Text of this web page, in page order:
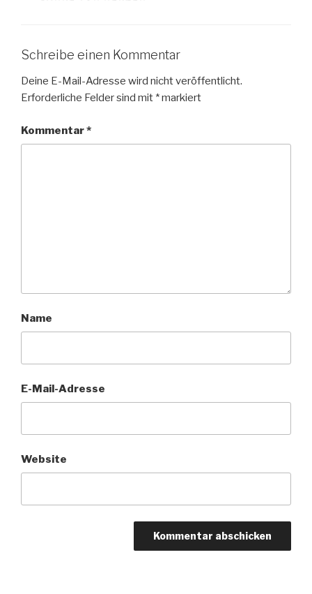
Schreibe einen Kommentar
Deine E-Mail-Adresse wird nicht veröffentlicht.
Erforderliche Felder sind mit *markiert
Kommentar*
Name
E-Mail-Adresse
Website